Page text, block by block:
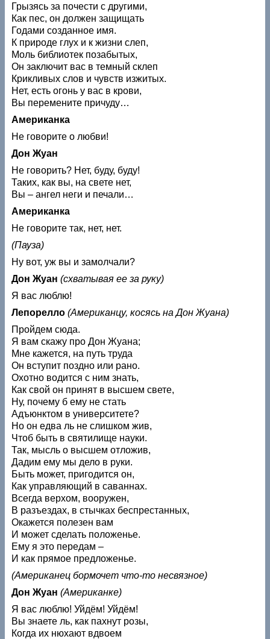
Грызясь за почести с другими,
Как пес, он должен защищать
Годами созданное имя.
К природе глух и к жизни слеп,
Моль библиотек позабытых,
Он заключит вас в темный склеп
Крикливых слов и чувств изжитых.
Нет, есть огонь у вас в крови,
Вы перемените причуду…
Американка
Не говорите о любви!
Дон Жуан
Не говорить? Нет, буду, буду!
Таких, как вы, на свете нет,
Вы – ангел неги и печали…
Американка
Не говорите так, нет, нет.
(Пауза)
Ну вот, уж вы и замолчали?
Дон Жуан (схватывая ее за руку)
Я вас люблю!
Лепорелло (Американцу, косясь на Дон Жуана)
Пройдем сюда.
Я вам скажу про Дон Жуана;
Мне кажется, на путь труда
Он вступит поздно или рано.
Охотно водится с ним знать,
Как свой он принят в высшем свете,
Ну, почему б ему не стать
Адъюнктом в университете?
Но он едва ль не слишком жив,
Чтоб быть в святилище науки.
Так, мысль о высшем отложив,
Дадим ему мы дело в руки.
Быть может, пригодится он,
Как управляющий в саваннах.
Всегда верхом, вооружен,
В разъездах, в стычках беспрестанных,
Окажется полезен вам
И может сделать положенье.
Ему я это передам –
И как прямое предложенье.
(Американец бормочет что-то несвязное)
Дон Жуан (Американке)
Я вас люблю! Уйдём! Уйдём!
Вы знаете ль, как пахнут розы,
Когда их нюхают вдвоем